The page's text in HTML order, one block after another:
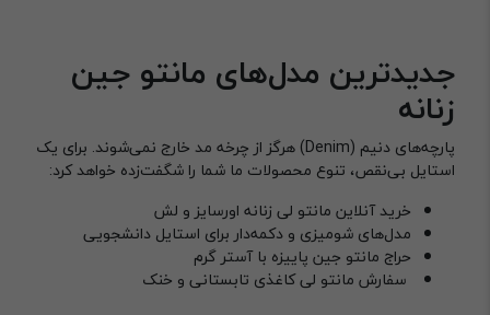
جدیدترین مدل‌های مانتو جین
زنانه
پارچه‌های دنیم (Denim) هرگز از چرخه مد خارج نمی‌شوند. برای یک
استایل بی‌نقص، تنوع محصولات ما شما را شگفت‌زده خواهد کرد:
خرید آنلاین مانتو لی زنانه اورسایز و لش
مدل‌های شومیزی و دکمه‌دار برای استایل دانشجویی
حراج مانتو جین پاییزه با آستر گرم
سفارش مانتو لی کاغذی تابستانی و خنک